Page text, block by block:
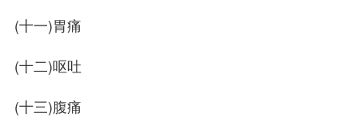
(十一)胃痛
(十二)呕吐
(十三)腹痛